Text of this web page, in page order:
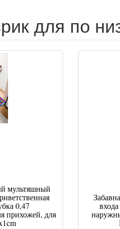
для по
мультяшный
0,47
прихожей, для